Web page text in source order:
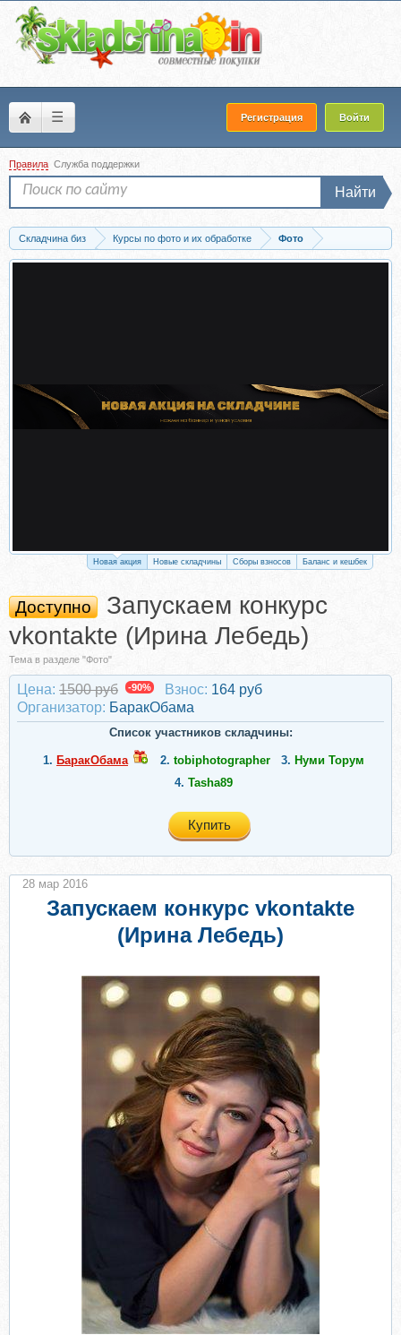
☰ Регистрация Войти
Правила Служба поддержки
Найти
Складчина биз Курсы по фото и их обработке
Фото
Скачать Запускаем конкурс vkontakte (Ирина Лебедь)
Новая акция Новые складчины Сборы взносов Баланс и кешбек
Доступно
Запускаем конкурс
vkontakte (Ирина Лебедь)
Тема в разделе "Фото"
Цена: 1500 руб -90% Взнос: 164 руб
Организатор: БаракОбама
Список участников складчины:
1. БаракОбама 2. tobiphotographer 3. Нуми Торум
4. Tasha89
Купить
Запускаем конкурс vkontakte
(Ирина Лебедь)
28 мар 2016